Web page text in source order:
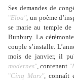
Ses demandes de
"Eloa", un poème
se marie au temple
Bunbury. La
couple s’installe.
mois de janvier, il
modernes", contenant "
"Cinq Mars", connaît